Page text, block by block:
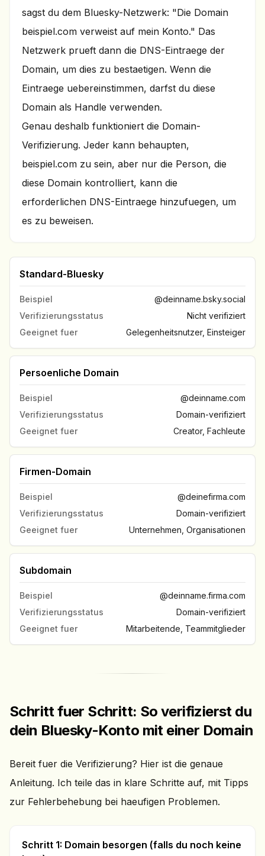
sagst du dem Bluesky-Netzwerk: "Die Domain
beispiel.com verweist auf mein Konto." Das
Netzwerk prueft dann die DNS-Eintraege der
Domain, um dies zu bestaetigen. Wenn die
Eintraege uebereinstimmen, darfst du diese
Domain als Handle verwenden.
Genau deshalb funktioniert die Domain-
Verifizierung. Jeder kann behaupten,
beispiel.com zu sein, aber nur die Person, die
diese Domain kontrolliert, kann die
erforderlichen DNS-Eintraege hinzufuegen, um
es zu beweisen.
Standard-Bluesky
Beispiel
@deinname.bsky.social
Verifizierungsstatus
Nicht verifiziert
Geeignet fuer
Gelegenheitsnutzer, Einsteiger
Persoenliche Domain
Beispiel
@deinname.com
Verifizierungsstatus
Domain-verifiziert
Geeignet fuer
Creator, Fachleute
Firmen-Domain
Beispiel
@deinefirma.com
Verifizierungsstatus
Domain-verifiziert
Geeignet fuer
Unternehmen, Organisationen
Subdomain
Beispiel
@deinname.firma.com
Verifizierungsstatus
Domain-verifiziert
Geeignet fuer
Mitarbeitende, Teammitglieder
Schritt fuer Schritt: So verifizierst du
dein Bluesky-Konto mit einer Domain
Bereit fuer die Verifizierung? Hier ist die genaue
Anleitung. Ich teile das in klare Schritte auf, mit Tipps
zur Fehlerbehebung bei haeufigen Problemen.
Schritt 1: Domain besorgen (falls du noch keine